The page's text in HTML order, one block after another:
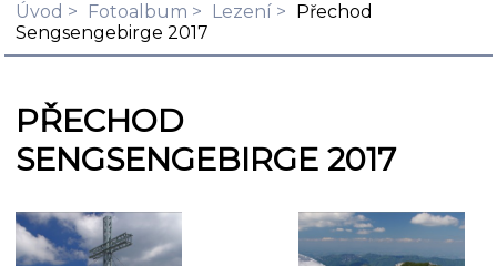
Úvod Fotoalbum Lezení
Přechod
Sengsengebirge 2017
PŘECHOD
SENGSENGEBIRGE 2017